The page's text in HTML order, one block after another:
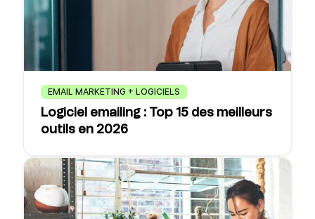
EMAIL MARKETING + LOGICIELS
Logiciel emailing : Top 15 des meilleurs
outils en 2026